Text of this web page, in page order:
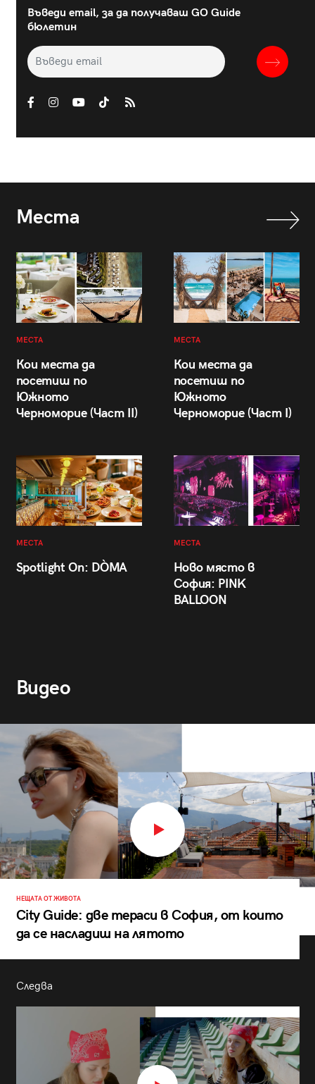
Въведи email, за да получаваш GO Guide
бюлетин
Места
МЕСТА
Кои места да
посетиш по
Южното
Черноморие (Част II)
МЕСТА
Кои места да
посетиш по
Южното
Черноморие (Част I)
МЕСТА
Spotlight On: DÒMA
МЕСТА
Ново място в
София: PINK
BALLOON
Видео
НЕЩАТА ОТ ЖИВОТА
City Guide: две тераси в София, от които
да се насладиш на лятото
Следва